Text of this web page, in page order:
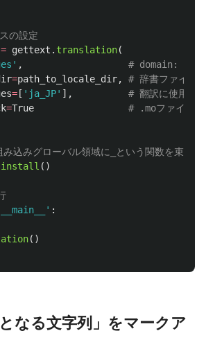
= gettext . translation(
' ,
=path_to_locale_dir,
= [ ' ja_JP' ],
=True
install ()
__main__ ' :
()
となる文字列」をマークア